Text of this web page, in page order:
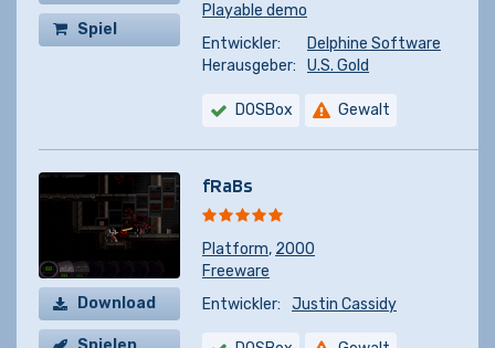
Spiel
Playable demo
Entwickler:
Delphine Software
Herausgeber:
U.S. Gold
DOSBox Gewalt
Download
fRaBs
Platform, 2000
Freeware
Entwickler:
Justin Cassidy